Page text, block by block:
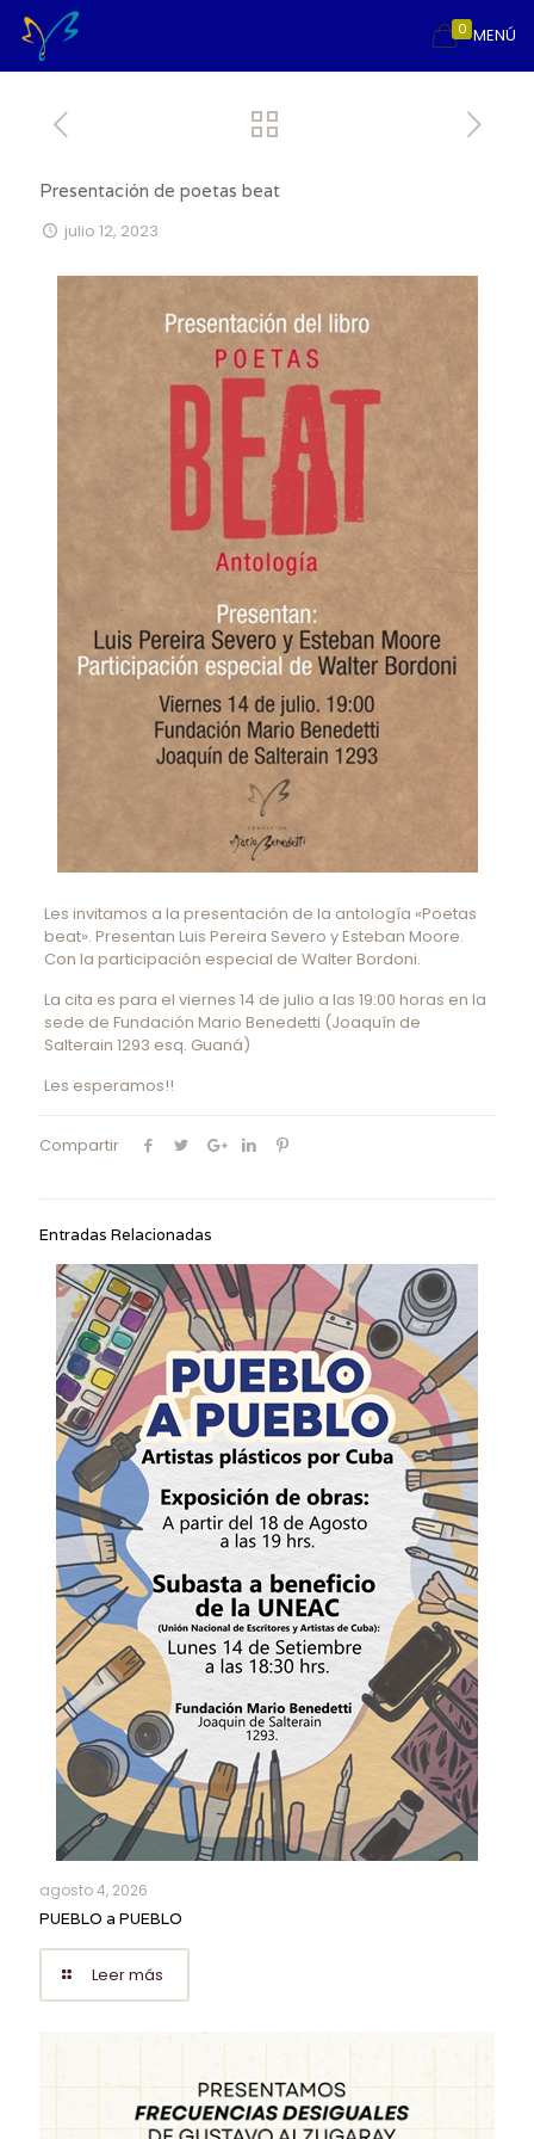
MENÚ
0
Presentación de poetas beat
julio 12, 2023
Les invitamos a la presentación de la antología «Poetas
beat». Presentan Luis Pereira Severo y Esteban Moore.
Con la participación especial de Walter Bordoni.
La cita es para el viernes 14 de julio a las 19:00 horas en la
sede de Fundación Mario Benedetti (Joaquín de
Salterain 1293 esq. Guaná)
Les esperamos!!
Compartir
Entradas Relacionadas
agosto 4, 2026
PUEBLO a PUEBLO
Leer más